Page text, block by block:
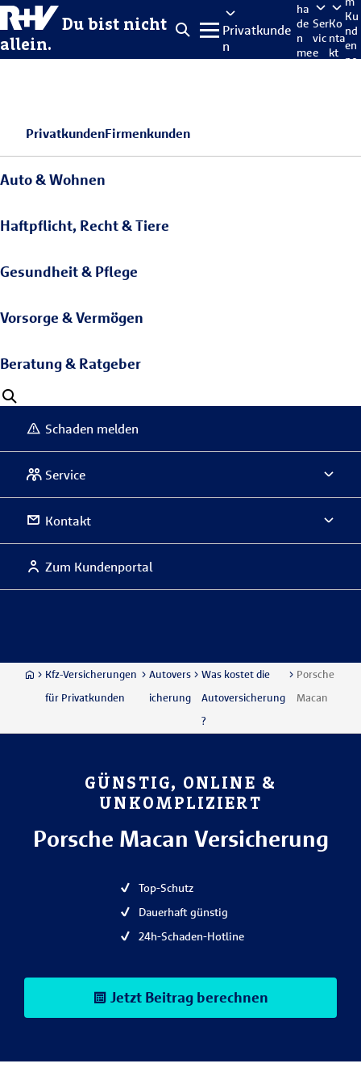
Du bist nicht
allein.
Privatkunde
n
ha
de
n
me
Ser
vic
e
Ko
nta
kt
Ku
nd
en
po
PrivatkundenFirmenkunden
Auto & Wohnen
Haftpflicht, Recht & Tiere
Gesundheit & Pflege
Vorsorge & Vermögen
Beratung & Ratgeber
Schaden melden
Service
Kontakt
Zum Kundenportal
Kfz-Versicherungen
für Privatkunden
Autovers
icherung
Was kostet die
Autoversicherung
?
Porsche
Macan
GÜNSTIG, ONLINE &
UNKOMPLIZIERT
Porsche Macan Versicherung
Top-Schutz
Dauerhaft günstig
24h-Schaden-Hotline
Jetzt Beitrag berechnen